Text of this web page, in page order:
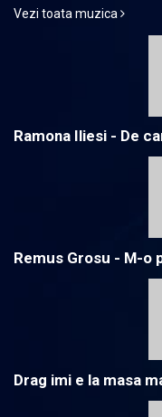
Vezi toata muzica
Ramona Iliesi - De
Remus Grosu - M-o
Drag imi e la masa